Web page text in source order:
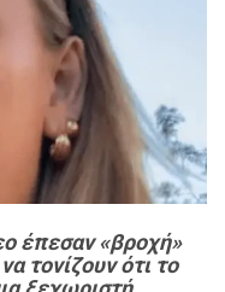
έπεσαν «βροχή»
τονίζουν ότι το